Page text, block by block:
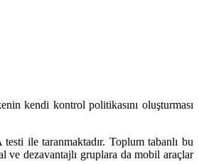
kendi kontrol politikasını oluşturması
ile taranmaktadır. Toplum tabanlı bu
ve dezavantajlı gruplara da mobil araçlar